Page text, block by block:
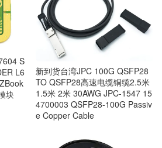
S
L6
块
新到货台湾JPC 100G QSFP28
TO QSFP28高速电缆铜缆2.5米
1.5米 2米 30AWG JPC-1547 15
4700003 QSFP28-100G Passiv
e Copper Cable